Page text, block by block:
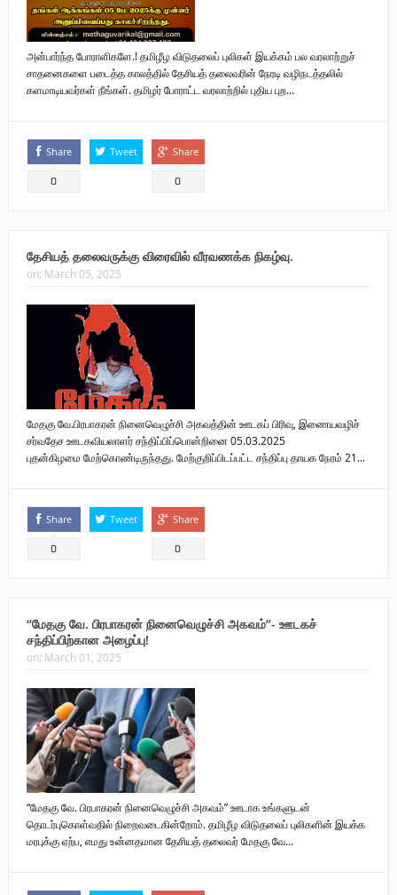
அன்பார்ந்த போராளிகளே.! தமிழீழ விடுதலைப் புலிகள் இயக்கம் பல வரலாற்றுச்
சாதனைகளை படைத்த காலத்தில் தேசியத் தலைவரின் நேரடி வழிநடத்தலில்
களமாடியவர்கள் நீங்கள். தமிழர் போராட்ட வரலாற்றில் புதிய புற...
Share
0
Tweet Share
0
தேசியத் தலைவருக்கு விரைவில் வீரவணக்க நிகழ்வு.
on: March 05, 2025
மேதகு வே.பிரபாகரன் நினைவெழுச்சி அகவத்தின் ஊடகப் பிரிவு, இணையவழிச்
சர்வதேச ஊடகவியலாளர் சந்திப்பிப்பொன்றினை 05.03.2025
புதன்கிழமை மேற்கொண்டிருந்தது. மேற்குறிப்பிடப்பட்ட சந்திப்பு தாயக நேரம் 21...
Share
0
Tweet Share
0
“மேதகு வே. பிரபாகரன் நினைவெழுச்சி அகவம்”- ஊடகச்
சந்திப்பிற்கான அழைப்பு!
on: March 01, 2025
“மேதகு வே. பிரபாகரன் நினைவெழுச்சி அகவம்” ஊடாக உங்களுடன்
தொடர்புகொள்வதில் நிறைவடைகின்றோம். தமிழீழ விடுதலைப் புலிகளின் இயக்க
மரபுக்கு ஏற்ப, எமது உன்னதமான தேசியத் தலைவர் மேதகு வே...